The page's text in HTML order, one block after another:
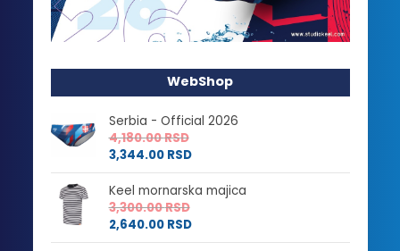
WebShop
Serbia - Official 2026
4,180.00RSD
3,344.00 RSD
Keel mornarska majica
3,300.00RSD
2,640.00 RSD